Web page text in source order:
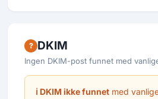
? DKIM
Ingen DKIM-post funnet med
ℹ DKIM ikke funnet med